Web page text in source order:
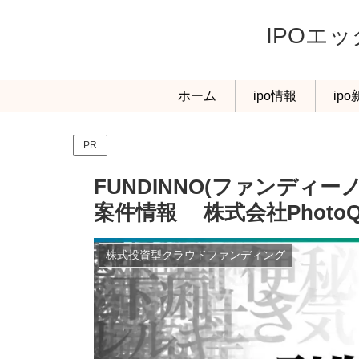
IPOエ
ホーム ipo情報 ipo
PR
FUNDINNO(ファンディー
案件情報 株式会社
株式投資型クラウドファンディング